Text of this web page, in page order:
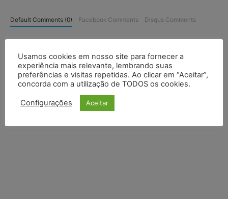
Default Comments (0) Facebook Comments Disqus Comments
Usamos cookies em nosso site para fornecer a
experiência mais relevante, lembrando suas
preferências e visitas repetidas. Ao clicar em “Aceitar”,
concorda com a utilização de TODOS os cookies.
Configurações Aceitar